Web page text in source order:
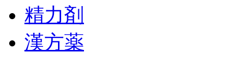
精力剤
漢方薬